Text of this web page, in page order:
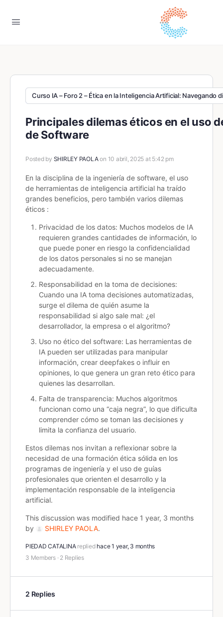
Curso IA – Foro 2 – Ética en la Inteligencia Artificial: Navegando
Principales dilemas éticos en el uso
de Software
Posted by SHIRLEY PAOLAon 10 abril, 2025 at 5:42 pm
En la disciplina de la ingeniería de software, el uso
de herramientas de inteligencia artificial ha traído
grandes beneficios, pero también varios dilemas
éticos :
Privacidad de los datos: Muchos modelos de IA
requieren grandes cantidades de información, lo
que puede poner en riesgo la confidencialidad
de los datos personales si no se manejan
adecuadamente.
Responsabilidad en la toma de decisiones:
Cuando una IA toma decisiones automatizadas,
surge el dilema de quién asume la
responsabilidad si algo sale mal: ¿el
desarrollador, la empresa o el algoritmo?
Uso no ético del software: Las herramientas de
IA pueden ser utilizadas para manipular
información, crear deepfakes o influir en
opiniones, lo que genera un gran reto ético para
quienes las desarrollan.
Falta de transparencia: Muchos algoritmos
funcionan como una “caja negra”, lo que dificulta
comprender cómo se toman las decisiones y
limita la confianza del usuario.
Estos dilemas nos invitan a reflexionar sobre la
necesidad de una formación ética sólida en los
programas de ingeniería y el uso de guías
profesionales que orienten el desarrollo y la
implementación responsable de la inteligencia
artificial.
This discussion was modified hace 1 year, 3 months
by
SHIRLEY PAOLA.
PIEDAD CATALINA replied hace 1 year, 3 months
3 Members · 2 Replies
2 Replies